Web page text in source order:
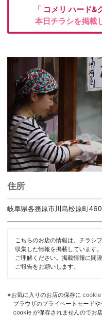
「 コメリハード&
本日チラシを掲載
住所
岐阜県各務原市川島松原町
こちらのお店の情報は、チラシ
収集した情報を掲載しています
ご理解ください。掲載情報に間
ご報告をお願いします。
※お気に入りのお店の保存に cookie
ブラウザのプライベートモード
cookie が保存されませんのでお